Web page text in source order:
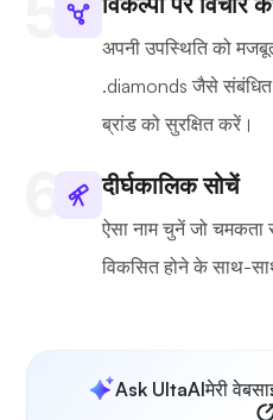
अपनी उपस्थिति को
.diamonds जैसे
ब्रांड को सुरक्षित करें।
दीर्घकालिक सोचें
ऐसा नाम चुनें जो
विकसित होने के साथ-
Ask UltaAIमेरी